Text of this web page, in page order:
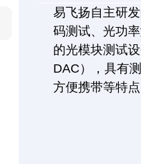
易飞扬自主研
码测试、光功
的光模块测试
DAC），具有
方便携带等特点